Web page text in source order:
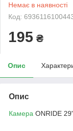
Немає в наявності
Код:
195 ₴
Опис
Опис
Камера ONRIDE